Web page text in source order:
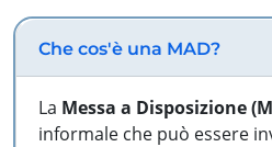
Che cos'è una MAD?
La Messa a Disposizione
informale che può essere